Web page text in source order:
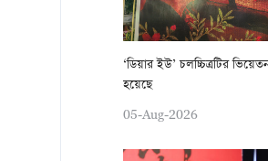
‘ডিয়ার ইউ’ চলচ্চিত্রটির
হয়েছে
05-Aug-2026